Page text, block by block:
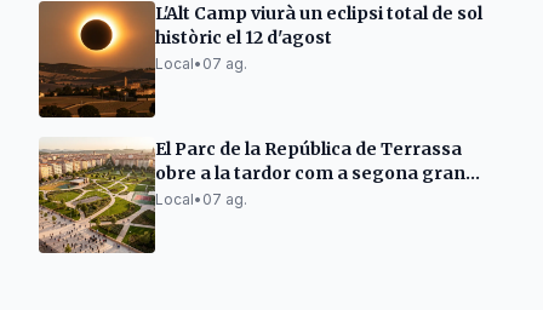
L'Alt Camp viurà un eclipsi total de sol
històric el 12 d'agost
Local• 07 ag.
El Parc de la República de Terrassa
obre a la tardor com a segona gran
zona verda
Local• 07 ag.